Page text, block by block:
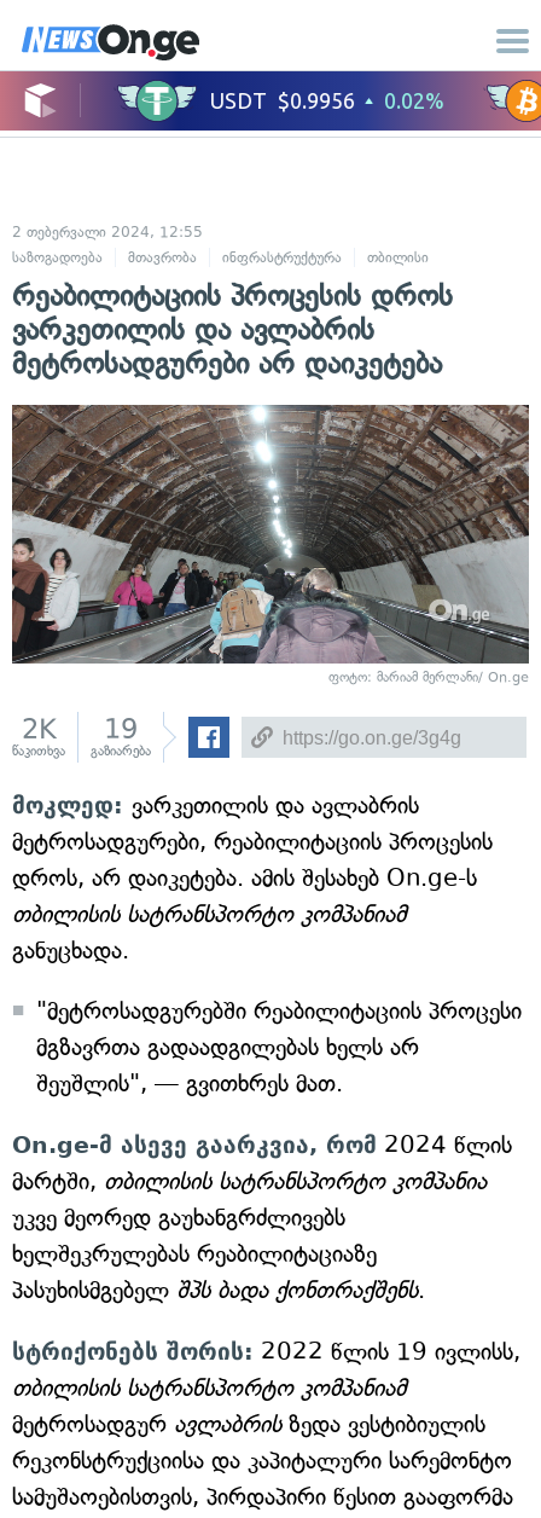
2 თებერვალი 2024, 12:55
საზოგადოება
მთავრობა ინფრასტრუქტურა თბილისი
რეაბილიტაციის პროცესის დროს
ვარკეთილის და ავლაბრის
მეტროსადგურები არ დაიკეტება
ფოტო: მარიამ მერლანი/ On.ge
2K
წაკითხვა
19
გაზიარება
მოკლედ: ვარკეთილის და ავლაბრის
მეტროსადგურები, რეაბილიტაციის პროცესის
დროს, არ დაიკეტება. ამის შესახებ On.ge-ს
თბილისის სატრანსპორტო კომპანიამ
განუცხადა.
"მეტროსადგურებში რეაბილიტაციის პროცესი
მგზავრთა გადაადგილებას ხელს არ
შეუშლის", — გვითხრეს მათ.
On.ge-მ ასევე გაარკვია, რომ 2024 წლის
მარტში, თბილისის სატრანსპორტო კომპანია
უკვე მეორედ გაუხანგრძლივებს
ხელშეკრულებას რეაბილიტაციაზე
პასუხისმგებელ შპს ბადა ქონთრაქშენს.
სტრიქონებს შორის: 2022 წლის 19 ივლისს,
თბილისის სატრანსპორტო კომპანიამ
მეტროსადგურ ავლაბრისზედა ვესტიბიულის
რეკონსტრუქციისა და კაპიტალური სარემონტო
სამუშაოებისთვის, პირდაპირი წესით გააფორმა